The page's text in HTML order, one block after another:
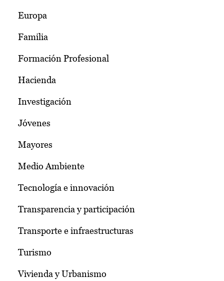
Europa
Familia
Formación Profesional
Hacienda
Investigación
Jóvenes
Mayores
Medio Ambiente
Tecnología e innovación
Transparencia y participación
Transporte e infraestructuras
Turismo
Vivienda y Urbanismo